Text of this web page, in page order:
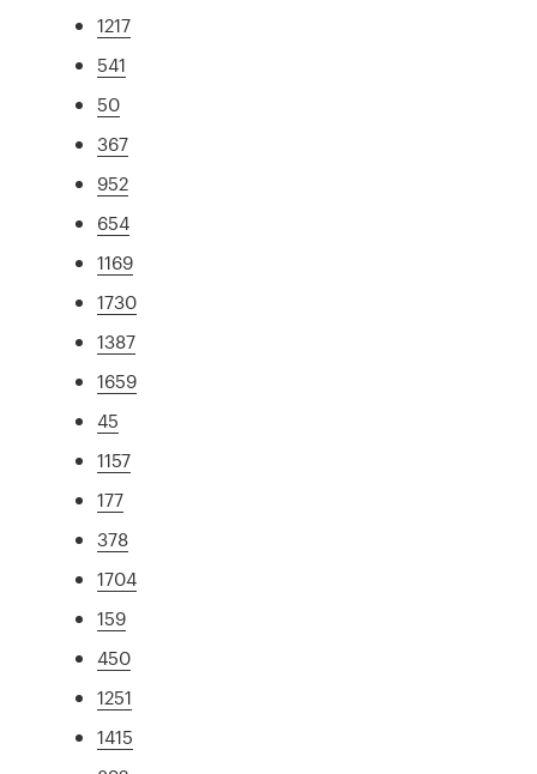
1217
541
50
367
952
654
1169
1730
1387
1659
45
1157
177
378
1704
159
450
1251
1415